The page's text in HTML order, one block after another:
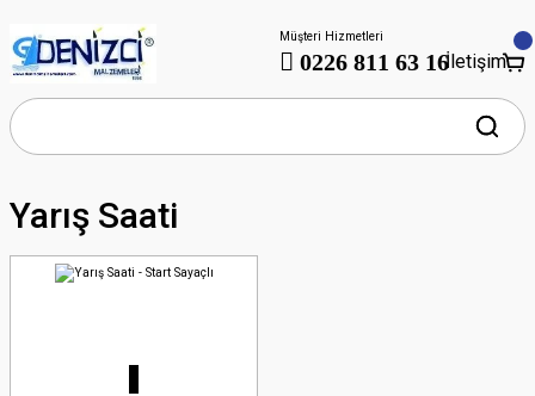
Müşteri Hizmetleri
0226 811 63 16İletişim
Yarış Saati